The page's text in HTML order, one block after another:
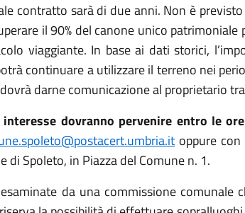
contratto sarà di due anni. Non è
il 90% del canone unico patrimoniale
viaggiante. In base ai dati storici,
continuare a utilizzare il terreno nei
darne comunicazione al proprietario
dovranno pervenire entro le
oppure
di Spoleto, in Piazza del Comune n. 1.
da una commissione comunale